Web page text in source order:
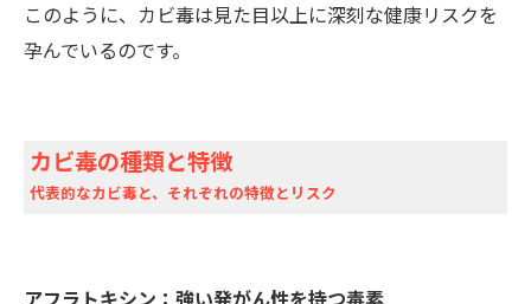
このように、カビ毒は見た目以上に深刻な健康リスクを
孕んでいるのです。
カビ毒の種類と特徴
代表的なカビ毒と、それぞれの特徴とリスク